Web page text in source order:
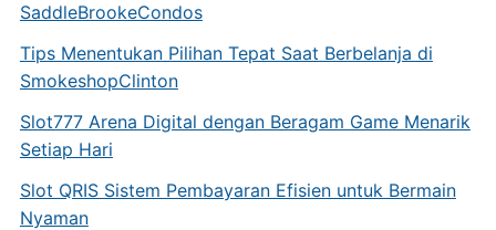
SaddleBrookeCondos
Tips Menentukan Pilihan Tepat Saat Berbelanja di
SmokeshopClinton
Slot777 Arena Digital dengan Beragam Game Menarik
Setiap Hari
Slot QRIS Sistem Pembayaran Efisien untuk Bermain
Nyaman